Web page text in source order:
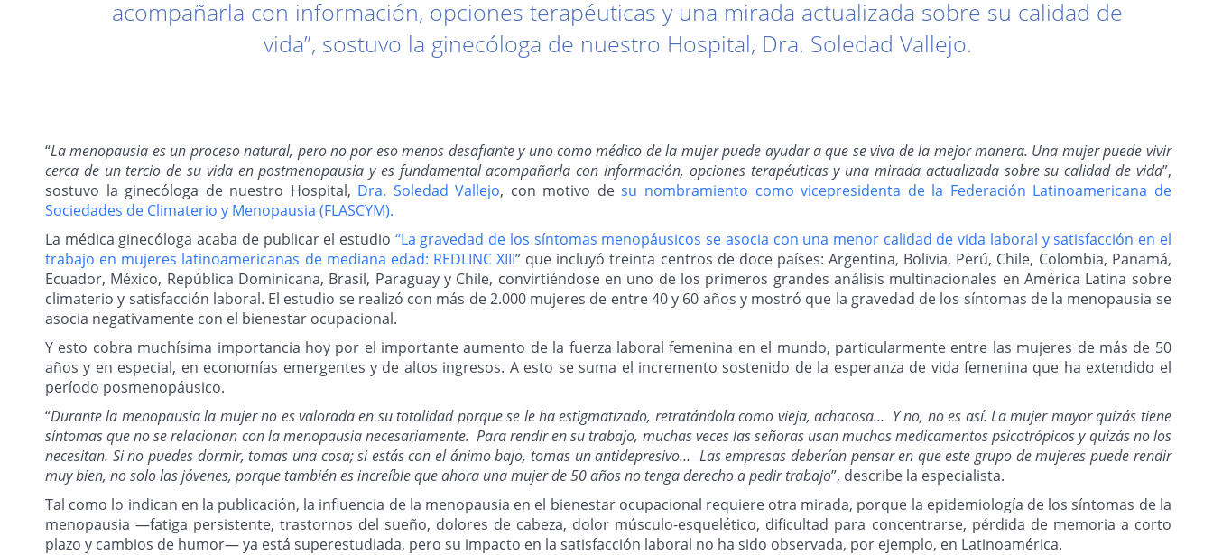
acompañarla con información, opciones terapéuticas y una mirada actualizada sobre su calidad de
vida”, sostuvo la ginecóloga de nuestro Hospital, Dra. Soledad Vallejo.
“La menopausia es un proceso natural, pero no por eso menos desafiante y uno como médico de la mujer puede ayudar a que se viva de la mejor manera. Una mujer puede vivir
cerca de un tercio de su vida en postmenopausia y es fundamental acompañarla con información, opciones terapéuticas y una mirada actualizada sobre su calidad de vida”,
sostuvo la ginecóloga de nuestro Hospital, Dra. Soledad Vallejo, con motivo desu nombramiento como vicepresidenta de la Federación Latinoamericana de
Sociedades de Climaterio y Menopausia (FLASCYM).
La médica ginecóloga acaba de publicar el estudio “La gravedad de los síntomas menopáusicos se asocia con una menor calidad de vida laboral y satisfacción en el
trabajo en mujeres latinoamericanas de mediana edad: REDLINC XIII” que incluyó treinta centros de doce países: Argentina, Bolivia, Perú, Chile, Colombia, Panamá,
Ecuador, México, República Dominicana, Brasil, Paraguay y Chile, convirtiéndose en uno de los primeros grandes análisis multinacionales en América Latina sobre
climaterio y satisfacción laboral. El estudio se realizó con más de 2.000 mujeres de entre 40 y 60 años y mostró que la gravedad de los síntomas de la menopausia se
asocia negativamente con el bienestar ocupacional.
Y esto cobra muchísima importancia hoy por el importante aumento de la fuerza laboral femenina en el mundo, particularmente entre las mujeres de más de 50
años y en especial, en economías emergentes y de altos ingresos. A esto se suma el incremento sostenido de la esperanza de vida femenina que ha extendido el
período posmenopáusico.
“Durante la menopausia la mujer no es valorada en su totalidad porque se le ha estigmatizado, retratándola como vieja, achacosa… Y no, no es así. La mujer mayor quizás tiene
síntomas que no se relacionan con la menopausia necesariamente. Para rendir en su trabajo, muchas veces las señoras usan muchos medicamentos psicotrópicos y quizás no los
necesitan. Si no puedes dormir, tomas una cosa; si estás con el ánimo bajo, tomas un antidepresivo… Las empresas deberían pensar en que este grupo de mujeres puede rendir
muy bien, no solo las jóvenes, porque también es increíble que ahora una mujer de 50 años no tenga derecho a pedir trabajo”, describe la especialista.
Tal como lo indican en la publicación, la influencia de la menopausia en el bienestar ocupacional requiere otra mirada, porque la epidemiología de los síntomas de la
menopausia —fatiga persistente, trastornos del sueño, dolores de cabeza, dolor músculo-esquelético, dificultad para concentrarse, pérdida de memoria a corto
plazo y cambios de humor— ya está superestudiada, pero su impacto en la satisfacción laboral no ha sido observada, por ejemplo, en Latinoamérica.